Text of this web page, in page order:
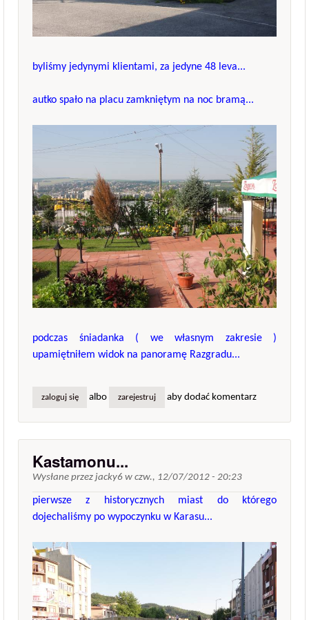
byliśmy jedynymi klientami, za jedyne 48 leva...
autko spało na placu zamkniętym na noc bramą...
podczas śniadanka ( we własnym zakresie )
upamiętniłem widok na panoramę Razgradu...
zaloguj się albo zarejestruj aby dodać komentarz
Kastamonu...
Wysłane przez jacky6 w czw., 12/07/2012 - 20:23
pierwsze z historycznych miast do którego
dojechaliśmy po wypoczynku w Karasu...